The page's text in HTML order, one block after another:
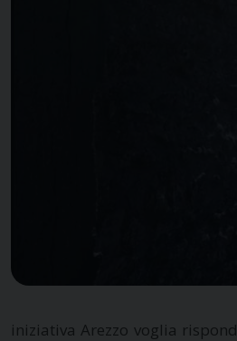
iniziativa Arezzo voglia